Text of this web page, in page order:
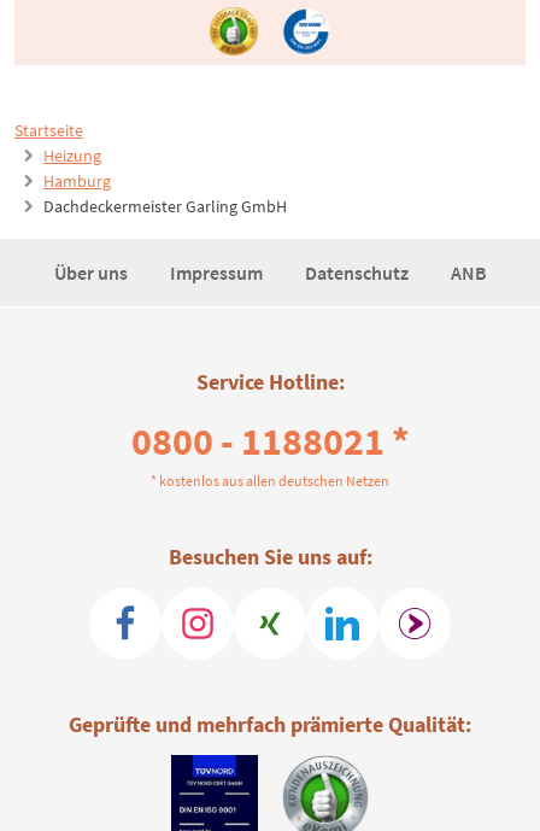
Startseite
Heizung
Hamburg
Dachdeckermeister Garling GmbH
Über uns Impressum Datenschutz ANB
Service Hotline:
0800 - 1188021 *
* kostenlos aus allen deutschen Netzen
Besuchen Sie uns auf:
Geprüfte und mehrfach prämierte Qualität: